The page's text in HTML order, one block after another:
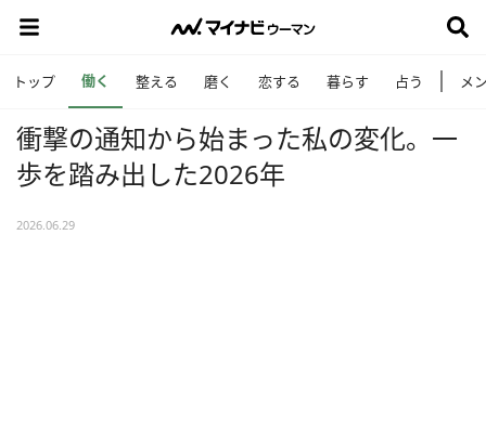
トップ 働く 整える 磨く 恋する 暮らす 占う メ
衝撃の通知から始まった私の変化。一
歩を踏み出した2026年
2026.06.29